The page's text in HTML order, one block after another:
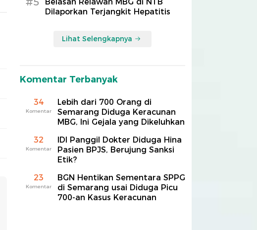
Dilaporkan Terjangkit Hepatitis
Lihat Selengkapnya
Komentar Terbanyak
34
Komentar
Lebih dari 700 Orang di
Semarang Diduga Keracunan
MBG, Ini Gejala yang Dikeluhkan
32
Komentar
IDI Panggil Dokter Diduga Hina
Pasien BPJS, Berujung Sanksi
Etik?
23
Komentar
BGN Hentikan Sementara SPPG
di Semarang usai Diduga Picu
700-an Kasus Keracunan